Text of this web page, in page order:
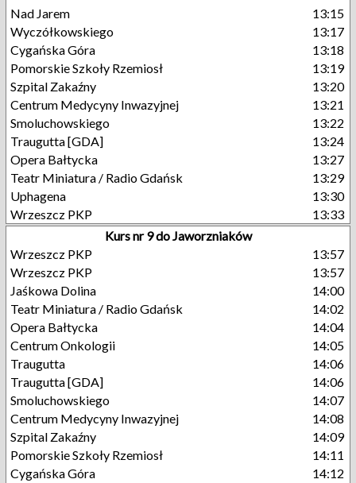
Nad Jarem
13:15
Wyczółkowskiego
13:17
Cygańska Góra
13:18
Pomorskie Szkoły Rzemiosł
13:19
Szpital Zakaźny
13:20
Centrum Medycyny Inwazyjnej
13:21
Smoluchowskiego
13:22
Traugutta [GDA]
13:24
Opera Bałtycka
13:27
Teatr Miniatura / Radio Gdańsk
13:29
Uphagena
13:30
Wrzeszcz PKP
13:33
Kurs nr 9 do Jaworzniaków
Wrzeszcz PKP
13:57
Wrzeszcz PKP
13:57
Jaśkowa Dolina
14:00
Teatr Miniatura / Radio Gdańsk
14:02
Opera Bałtycka
14:04
Centrum Onkologii
14:05
Traugutta
14:06
Traugutta [GDA]
14:06
Smoluchowskiego
14:07
Centrum Medycyny Inwazyjnej
14:08
Szpital Zakaźny
14:09
Pomorskie Szkoły Rzemiosł
14:11
Cygańska Góra
14:12